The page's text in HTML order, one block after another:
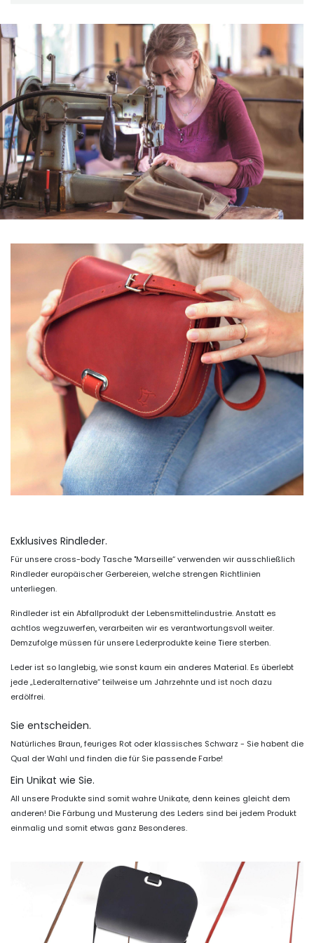
Exklusives Rindleder.
Für unsere cross-body Tasche "Marseille“ verwenden wir ausschließlich
Rindleder europäischer Gerbereien, welche strengen Richtlinien
unterliegen.
Rindleder ist ein Abfallprodukt der Lebensmittelindustrie. Anstatt es
achtlos wegzuwerfen, verarbeiten wir es verantwortungsvoll weiter.
Demzufolge müssen für unsere Lederprodukte keine Tiere sterben.
Leder ist so langlebig, wie sonst kaum ein anderes Material. Es überlebt
jede „Lederalternative“ teilweise um Jahrzehnte und ist noch dazu
erdölfrei.
Sie entscheiden.
Natürliches Braun, feuriges Rot oder klassisches Schwarz - Sie habent die
Qual der Wahl und finden die für Sie passende Farbe!
Ein Unikat wie Sie.
All unsere Produkte sind somit wahre Unikate, denn keines gleicht dem
anderen! Die Färbung und Musterung des Leders sind bei jedem Produkt
einmalig und somit etwas ganz Besonderes.